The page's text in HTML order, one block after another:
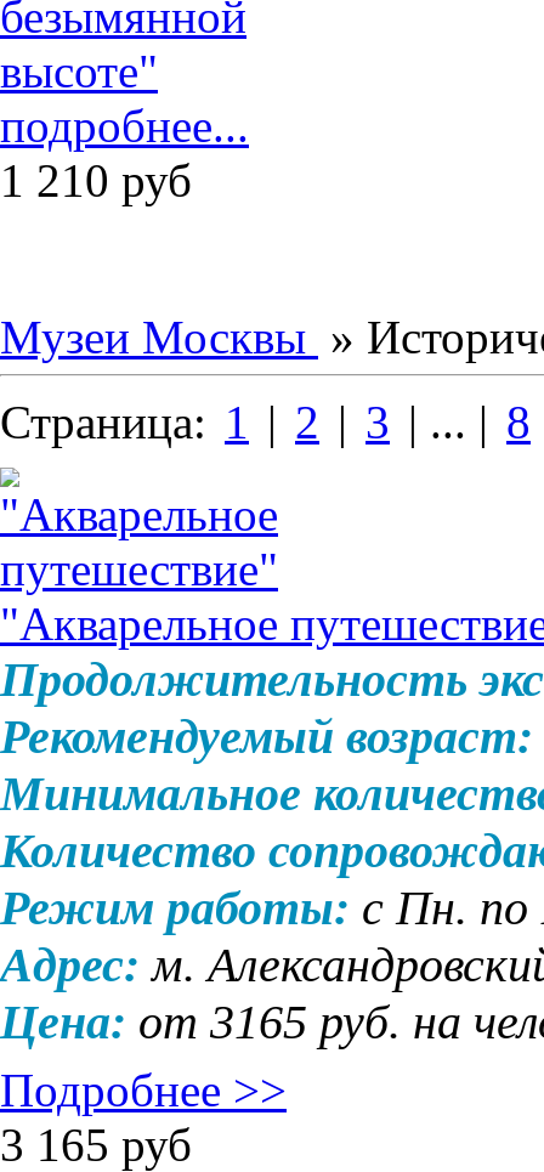
подробнее...
1 210 руб
Музеи Москвы »
Страница: 1 | 2 | 3 | ... | 8
"Акварельное
Продолжительность
Рекомендуемый возраст:
Минимальное
Количество
Режим работы: с Пн.
Адрес:м.
Цена: от 3165 руб. на
Подробнее >>
3 165 руб